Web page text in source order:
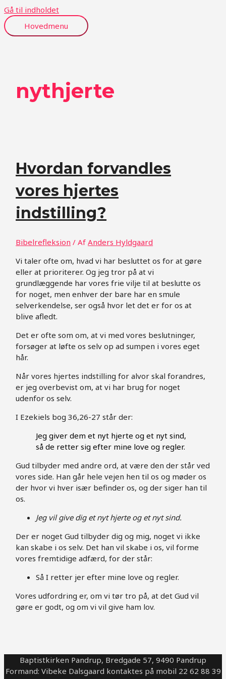
Gå til indholdet
Hovedmenu
nythjerte
Hvordan forvandles
vores hjertes
indstilling?
Bibelrefleksion / AfAnders Hyldgaard
Vi taler ofte om, hvad vi har besluttet os for at gøre
eller at prioriterer. Og jeg tror på at vi
grundlæggende har vores frie vilje til at beslutte os
for noget, men enhver der bare har en smule
selverkendelse, ser også hvor let det er for os at
blive afledt.
Det er ofte som om, at vi med vores beslutninger,
forsøger at løfte os selv op ad sumpen i vores eget
hår.
Når vores hjertes indstilling for alvor skal forandres,
er jeg overbevist om, at vi har brug for noget
udenfor os selv.
I Ezekiels bog 36,26-27 står der:
Jeg giver dem et nyt hjerte og et nyt sind,
så de retter sig efter mine love og regler.
Gud tilbyder med andre ord, at være den der står ved
vores side. Han går hele vejen hen til os og møder os
der hvor vi hver især befinder os, og der siger han til
os.
Jeg vil give dig et nyt hjerte og et nyt sind.
Der er noget Gud tilbyder dig og mig, noget vi ikke
kan skabe i os selv. Det han vil skabe i os, vil forme
vores fremtidige adfærd, for der står:
Så I retter jer efter mine love og regler.
Vores udfordring er, om vi tør tro på, at det Gud vil
gøre er godt, og om vi vil give ham lov.
Baptistkirken Pandrup, Bredgade 57, 9490 Pandrup
Formand: Vibeke Dalsgaard kontaktes på mobil 22 62 88 39